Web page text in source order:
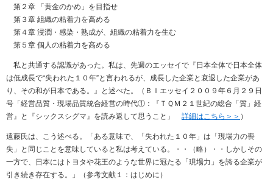
第２章 「黄金のかめ」を目指せ
第３章 組織の粘着力を高める
第４章 浸潤・感染・熟成が、組織の粘着力を生む
第５章 個人の粘着力を高める
私と共通する認識があった。私は、先週のエッセイで『日本全体で日本全体
は低成長で“失われた１０年”と言われるが、成長した企業と衰退した企業があ
り、その和が日本である。』と述べた。（ＢＩエッセイ２００９年６月２９日
号「経営品質・現場品質統合経営の時代①：『ＴＱＭ２１世紀の総合「質」経
営』と『シックスシグマ』を読み返して思うこと」 詳細はこちら＞＞ ）
遠藤氏は、こう述べる。「ある意味で、「失われた１０年」は「現場力の喪
失」と同じことを意味していると私は考えている。・・（略）・・しかしその
一方で、日本にはトヨタや花王のような世界に冠たる「現場力」を誇る企業が
引き続き存在する。」（参考文献１：はじめに）